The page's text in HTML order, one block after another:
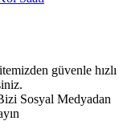
güvenle hızlı
Sosyal Medyadan